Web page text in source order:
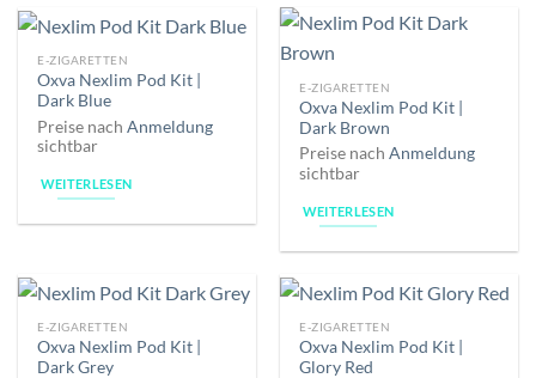
E-ZIGARETTEN
Oxva Nexlim Pod Kit |
Dark Blue
Preise nachAnmeldung
sichtbar
WEITERLESEN
E-ZIGARETTEN
Oxva Nexlim Pod Kit |
Dark Brown
Preise nachAnmeldung
sichtbar
WEITERLESEN
E-ZIGARETTEN
Oxva Nexlim Pod Kit |
Dark Grey
E-ZIGARETTEN
Oxva Nexlim Pod Kit |
Glory Red